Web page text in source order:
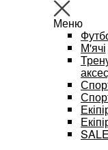
Меню
М'ячі
SALE